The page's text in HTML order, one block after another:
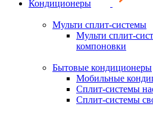
Кондиционеры
Мульти сплит-системы
Мульти сплит-
компоновки
Бытовые кондиционеры
Мобильные
Сплит-системы
Сплит-системы